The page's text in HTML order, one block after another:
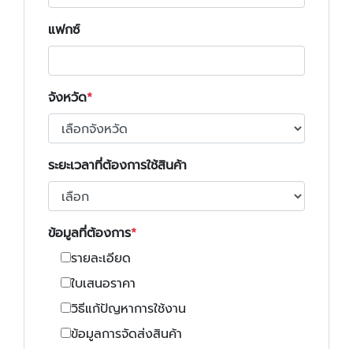
แฟกซ์
จังหวัด
ระยะเวลาที่ต้องการใช้สินค้า
ข้อมูลที่ต้องการ
รายละเอียด
ใบเสนอราคา
วิธีแก้ปัญหาการใช้งาน
ข้อมูลการจัดส่งสินค้า